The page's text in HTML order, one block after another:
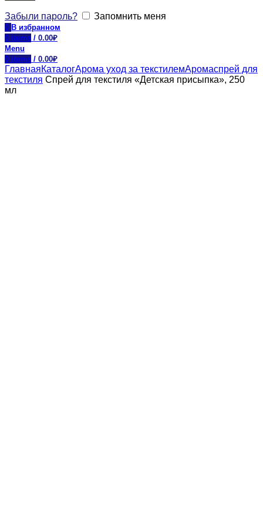
Забыли пароль? Запомнить меня
0 В избранном
0 items / 0.00₽
Menu
0 items / 0.00₽
ГлавнаяКаталогАрома уход за текстилемАромаспрей для
текстиля Спрей для текстиля «Детская присыпка», 250
мл